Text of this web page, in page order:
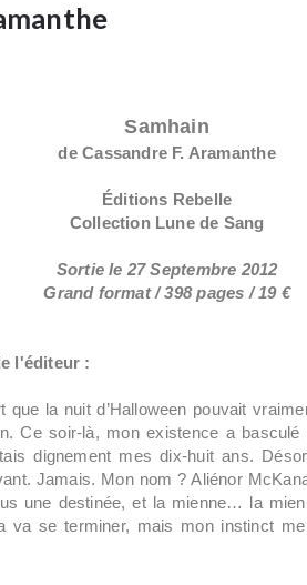
Samhain
de Cassandre F. Aramanthe
Éditions Rebelle
Collection Lune de Sang
Sortie le 27 Septembre 2012
Grand format / 398 pages / 19 €
l'éditeur :
que la nuit d’Halloween pouvait
Ce soir-là, mon existence a basculé
dignement mes dix-huit ans.
Jamais. Mon nom ? Aliénor
une destinée, et la mienne… la
va se terminer, mais mon instinct